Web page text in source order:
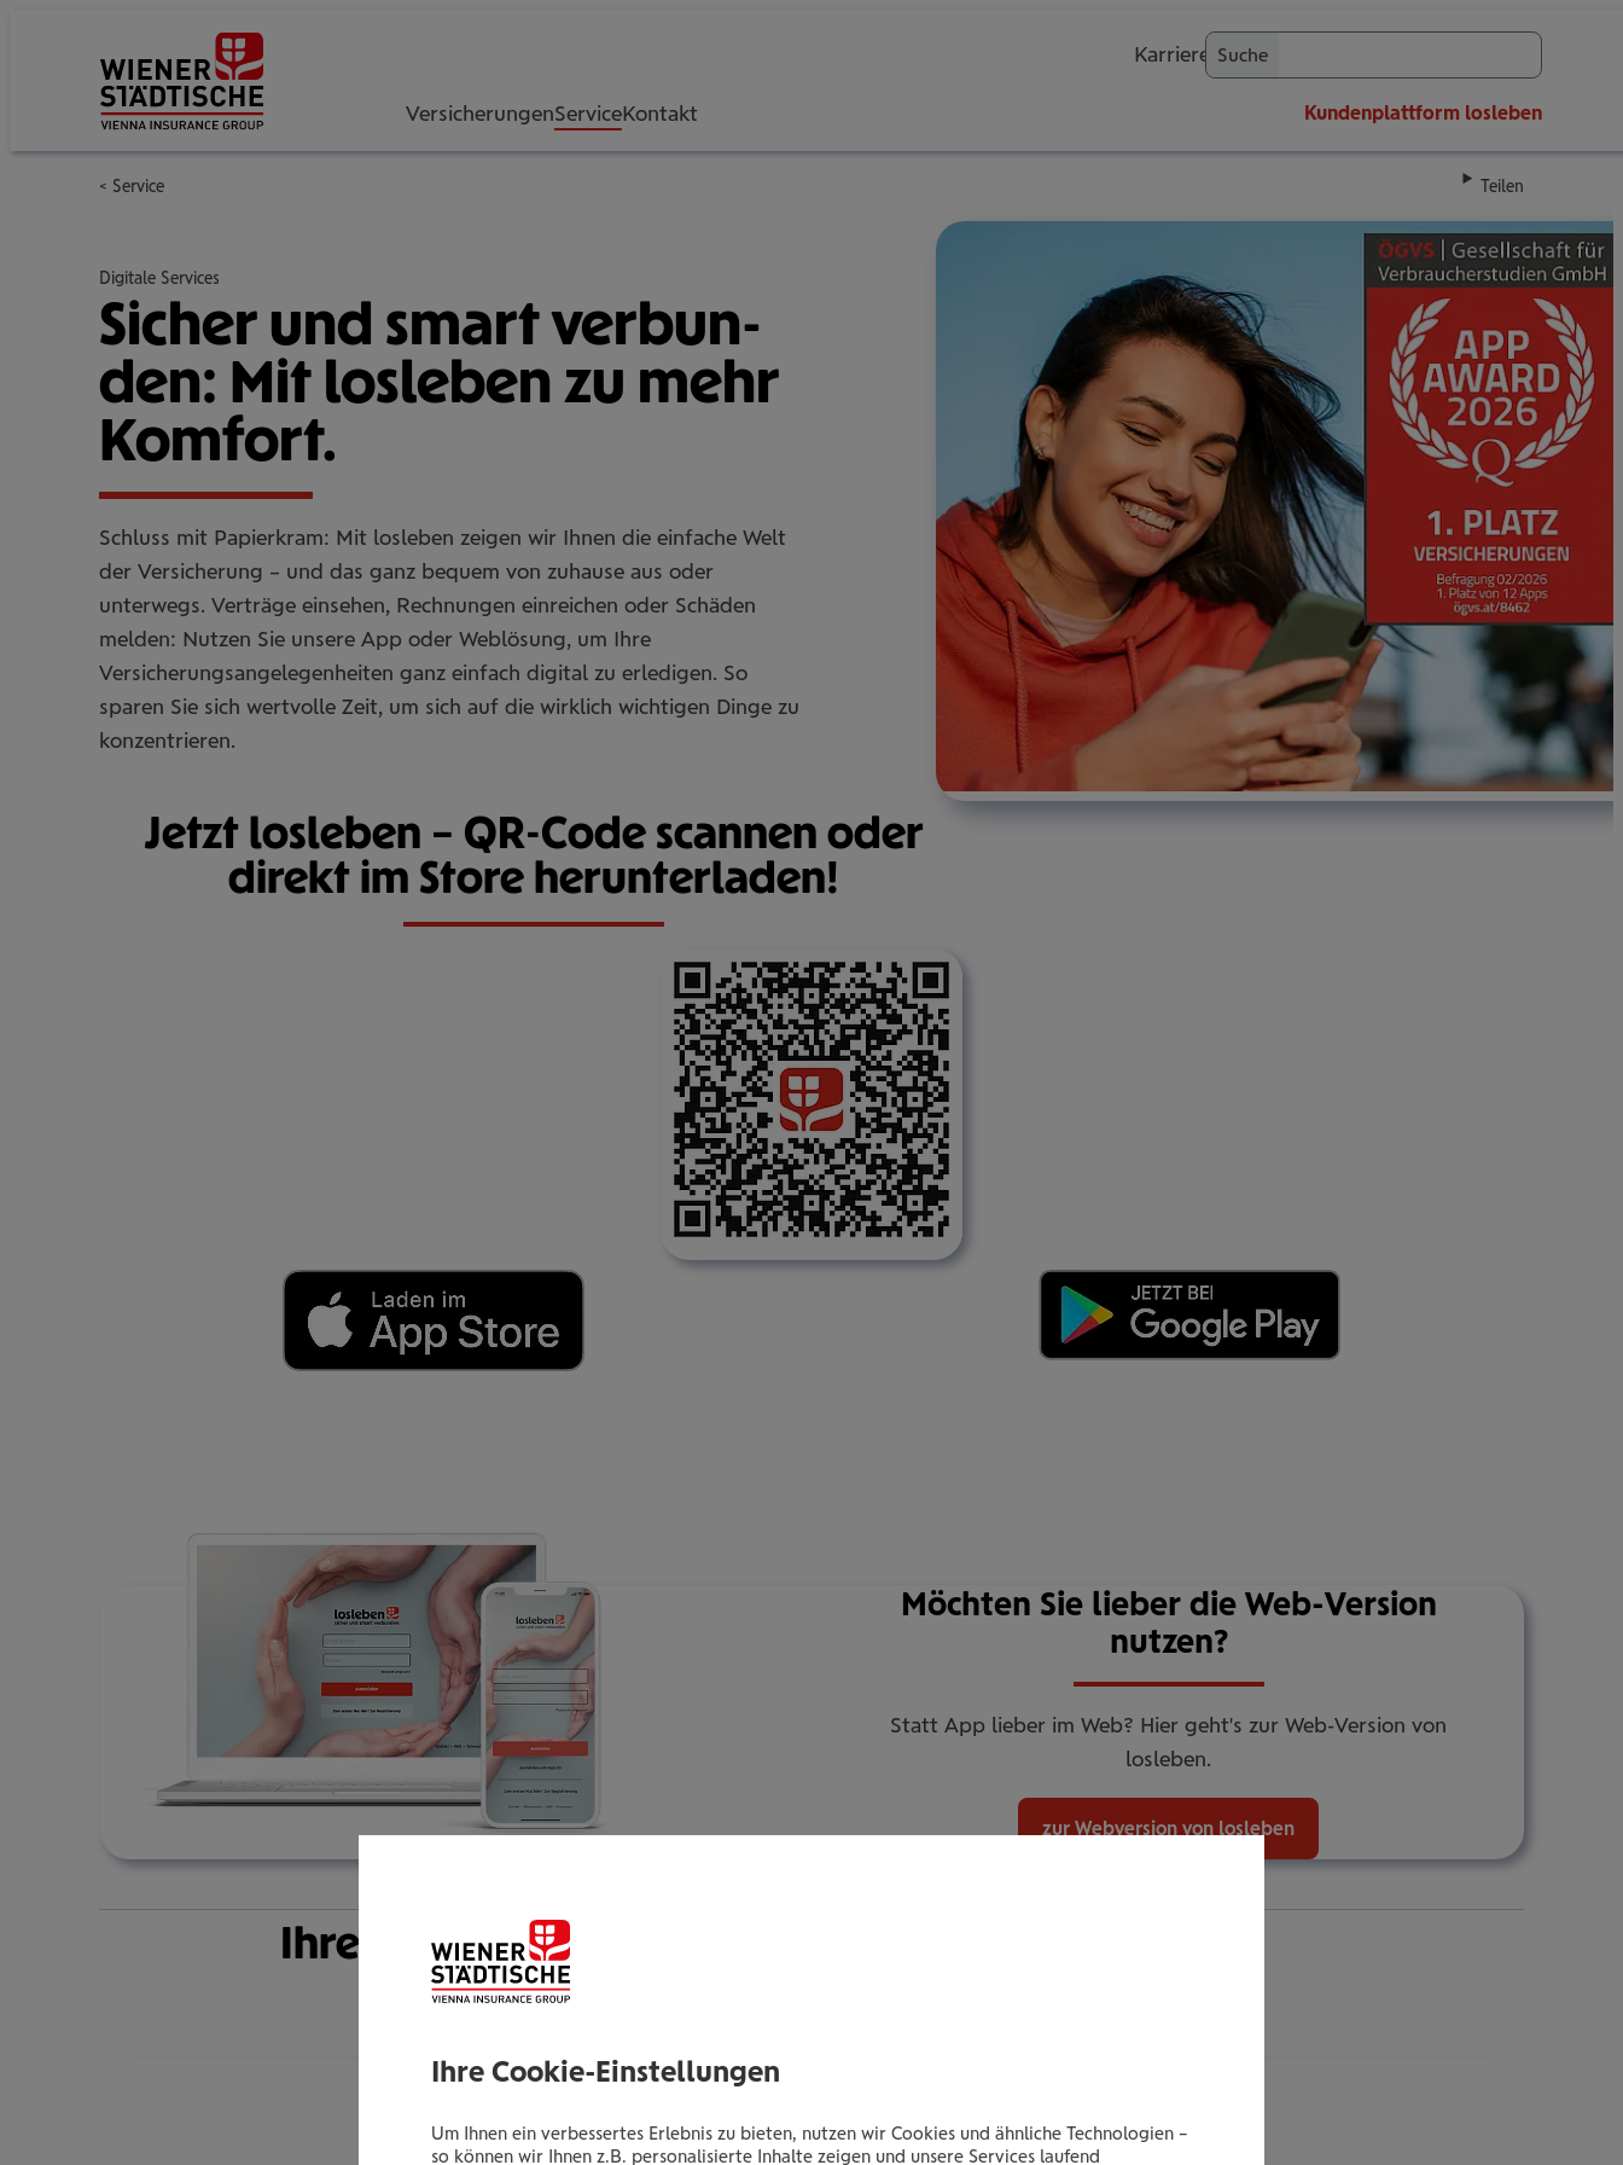
VersicherungenServiceKontakt
Karriere Suche
Kundenplattform losleben
Service Teilen
Digitale Services
Sicher und smart ver­bun­
den: Mit los­le­ben zu mehr
Komfort.
Schluss mit Papierkram: Mit losleben zeigen wir Ihnen die einfache Welt
der Versicherung – und das ganz bequem von zuhause aus oder
unterwegs. Verträge einsehen, Rechnungen einreichen oder Schäden
melden: Nutzen Sie unsere App oder Weblösung, um Ihre
Versicherungsangelegenheiten ganz einfach digital zu erledigen. So
sparen Sie sich wertvolle Zeit, um sich auf die wirklich wichtigen Dinge zu
konzentrieren.
Jetzt losleben – QR-Code scannen oder
direkt im Store herunterladen!
Möchten Sie lieber die Web-Version
nutzen?
Statt App lieber im Web? Hier geht's zur Web-Version von
losleben.
zur Webversion von losleben
Ihre Vorteile mit losleben
Ihre Cookie-Einstellungen
Um Ihnen ein verbessertes Erlebnis zu bieten, nutzen wir Cookies und ähnliche Technologien –
so können wir Ihnen z.B. personalisierte Inhalte zeigen und unsere Services laufend